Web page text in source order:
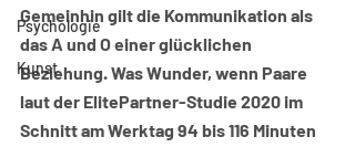
Psychologie
Kunst
Gemeinhin gilt die Kommunikation als
das A und O einer glücklichen
Beziehung. Was Wunder, wenn Paare
laut der ElitePartner-Studie 2020 im
Schnitt am Werktag 94 bis 116 Minuten